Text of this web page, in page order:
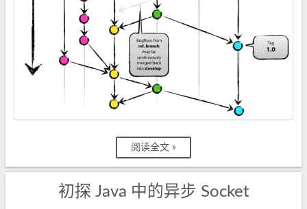
阅读全文 »
初探 Java 中的异步 Socket